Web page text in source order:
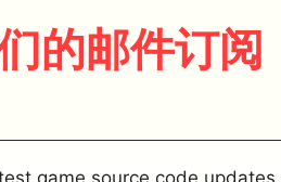
的邮件订阅
game source code updates